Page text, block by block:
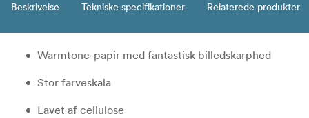
Beskrivelse Tekniske specifikationer Relaterede produkter
Warmtone-papir med fantastisk billedskarphed
Stor farveskala
Lavet af cellulose